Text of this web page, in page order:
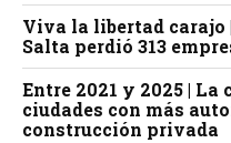
Viva la libertad
Salta perdió 313
Entre 2021 y 2025 |
ciudades con más
construcción privada